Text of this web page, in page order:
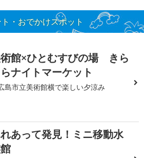
・おでかけスポット
館×ひとむすびの場 きら
ナイトマーケット
島市立美術館横で楽しい夕涼み
あって発見！ミニ移動水